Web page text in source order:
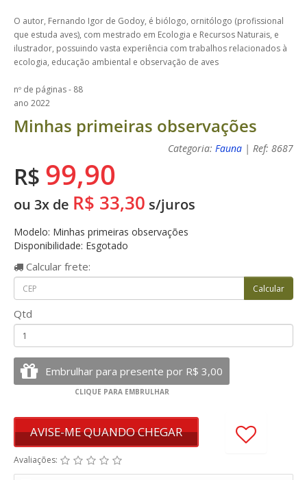
O autor, Fernando Igor de Godoy, é biólogo, ornitólogo (profissional
que estuda aves), com mestrado em Ecologia e Recursos Naturais, e
ilustrador, possuindo vasta experiência com trabalhos relacionados à
ecologia, educação ambiental e observação de aves
nº de páginas - 88
ano 2022
Minhas primeiras observações
Categoria: Fauna | Ref: 8687
R$ 99,90
ou 3x de R$ 33,30 s/juros
Modelo: Minhas primeiras observações
Disponibilidade: Esgotado
Calcular frete:
Qtd
AVISE-ME QUANDO CHEGAR
Avaliações: